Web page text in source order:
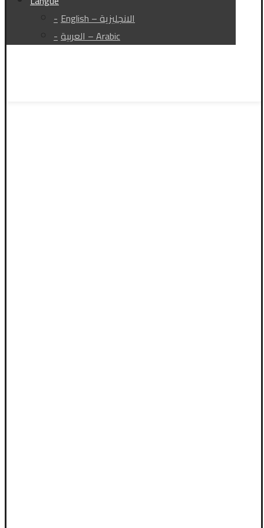
English – الانجليزية
العربية – Arabic